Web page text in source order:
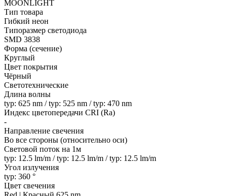
MOONLIGHT
Тип товара
Гибкий неон
Типоразмер светодиода
SMD 3838
Форма (сечение)
Круглый
Цвет покрытия
Чёрный
Светотехнические
Длина волны
typ: 625 nm / typ: 525 nm / typ: 470 nm
Индекс цветопередачи CRI (Ra)
-
Направление свечения
Во все стороны (относительно оси)
Световой поток на 1м
typ: 12.5 lm/m / typ: 12.5 lm/m / typ: 12.5 lm/m
Угол излучения
typ: 360 °
Цвет свечения